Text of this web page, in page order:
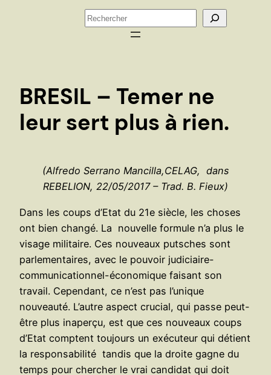
R
h
BRESIL – Temer ne
leur sert plus à rien.
(Alfredo Serrano Mancilla,CELAG, dans
REBELION, 22/05/2017 – Trad. B. Fieux)
Dans les coups d’Etat du 21e siècle, les choses
ont bien changé. La nouvelle formule n’a plus le
visage militaire. Ces nouveaux putsches sont
parlementaires, avec le pouvoir judiciaire-
communicationnel-économique faisant son
travail. Cependant, ce n’est pas l’unique
nouveauté. L’autre aspect crucial, qui passe peut-
être plus inaperçu, est que ces nouveaux coups
d’Etat comptent toujours un exécuteur qui détient
la responsabilité tandis que la droite gagne du
temps pour chercher le vrai candidat qui doit